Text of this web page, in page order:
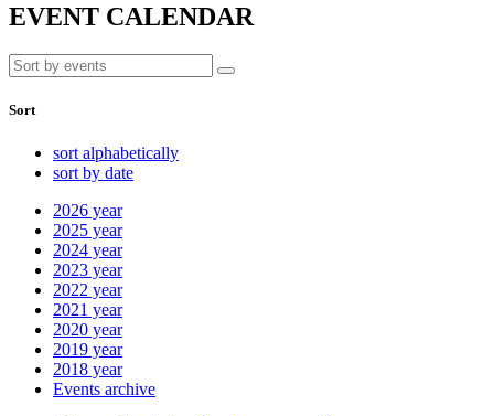
EVENT CALENDAR
Sort
sort alphabetically
sort by date
2026 year
2025 year
2024 year
2023 year
2022 year
2021 year
2020 year
2019 year
2018 year
Events archive